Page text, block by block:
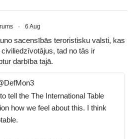
· 6 Aug
sacensībās teroristisku valsti, kas
tad no tās ir
darbība tajā.
tell the The International Table
how we feel about this. I think